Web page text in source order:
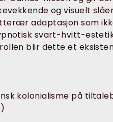
og visuelt
adaptasjon som
svart-hvitt-
blir dette et
kolonialisme på